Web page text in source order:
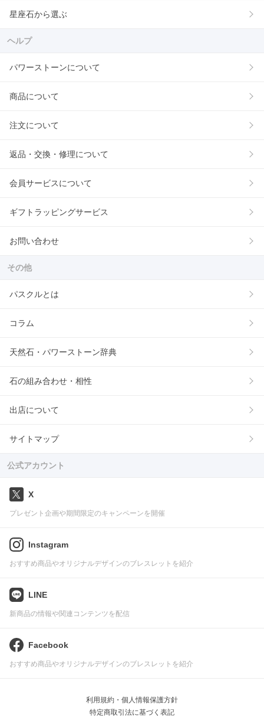
星座石から選ぶ
ヘルプ
パワーストーンについて
商品について
注文について
返品・交換・修理について
会員サービスについて
ギフトラッピングサービス
お問い合わせ
その他
パスクルとは
コラム
天然石・パワーストーン辞典
石の組み合わせ・相性
出店について
サイトマップ
公式アカウント
X
プレゼント企画や期間限定のキャンペーンを開催
Instagram
おすすめ商品やオリジナルデザインのブレスレットを紹介
LINE
新商品の情報や関連コンテンツを配信
Facebook
おすすめ商品やオリジナルデザインのブレスレットを紹介
利用規約・個人情報保護方針
特定商取引法に基づく表記